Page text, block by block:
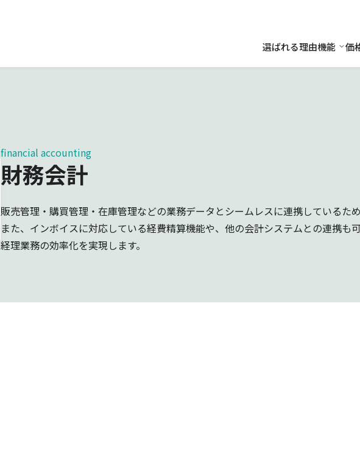
選ばれる理由機能 機能
価
financial accounting
財務会計
販売管理・購買管理・在庫管理などの業務データとシームレスに連携しているた
また、インボイスに対応している経費精算機能や、他の会計システムとの連携も可
経理業務の効率化を実現します。